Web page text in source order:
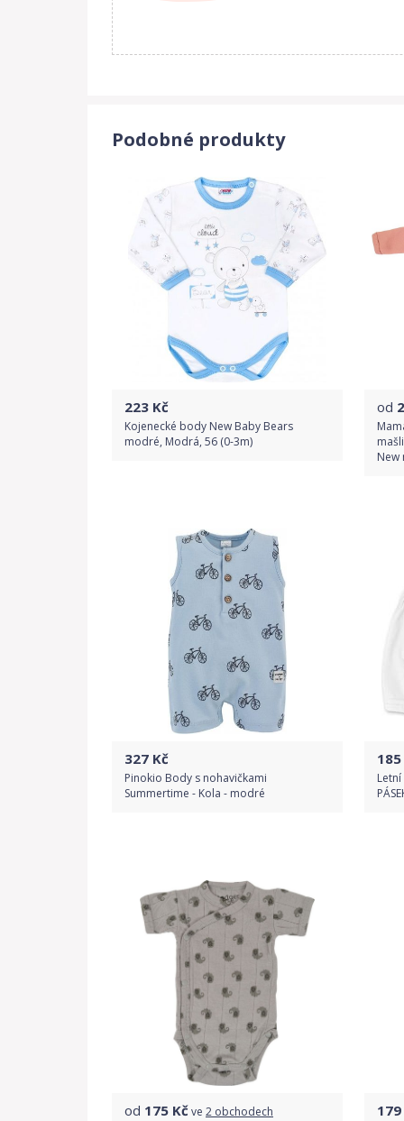
Podobné produkty
223 Kč
Kojenecké body New Baby Bears
modré, Modrá, 56 (0-3m)
Detail produktu
od
New
327 Kč
Pinokio Body s nohavičkami
Summertime - Kola - modré
Detail produktu
185
od 175 Kčve 2 obchodech
179